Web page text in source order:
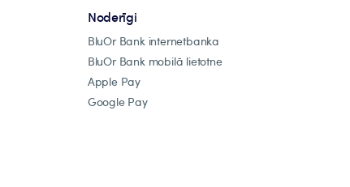
Noderīgi
BluOr Bank internetbanka
BluOr Bank mobilā lietotne
Apple Pay
Google Pay